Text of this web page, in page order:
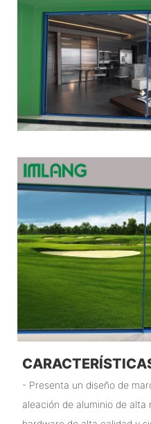
- Presenta un diseño de
aleación de aluminio de